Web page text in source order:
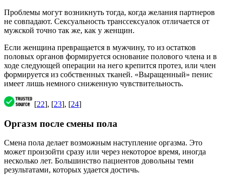
Проблемы могут возникнуть тогда, когда желания партнеров
не совпадают. Сексуальность транссексуалок отличается от
мужской точно так же, как у женщин.
Если женщина превращается в мужчину, то из остатков
половых органов формируется основание полового члена и в
ходе следующей операции на него крепится протез, или член
формируется из собственных тканей. «Выращенный» пенис
имеет лишь немного сниженную чувствительность.
[22], [23], [24]
Оргазм после смены пола
Смена пола делает возможным наступление оргазма. Это
может произойти сразу или через некоторое время, иногда
несколько лет. Большинство пациентов довольны теми
результатами, которых удается достичь.